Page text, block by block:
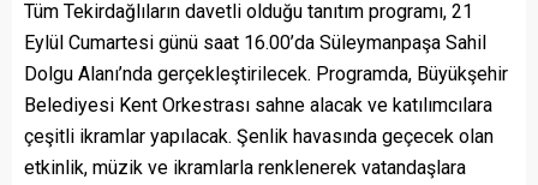
Tüm Tekirdağlıların davetli olduğu tanıtım programı, 21
Eylül Cumartesi günü saat 16.00’da Süleymanpaşa Sahil
Dolgu Alanı’nda gerçekleştirilecek. Programda, Büyükşehir
Belediyesi Kent Orkestrası sahne alacak ve katılımcılara
çeşitli ikramlar yapılacak. Şenlik havasında geçecek olan
etkinlik, müzik ve ikramlarla renklenerek vatandaşlara